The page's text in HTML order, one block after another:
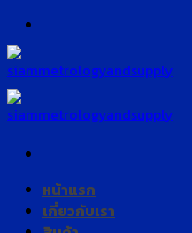
Skip
to
content
หน้าแรก
เกี่ยวกับเรา